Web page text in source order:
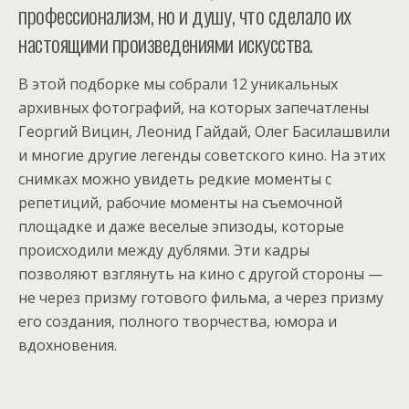
профессионализм, но и душу, что сделало их
настоящими произведениями искусства.
В этой подборке мы собрали 12 уникальных
архивных фотографий, на которых запечатлены
Георгий Вицин, Леонид Гайдай, Олег Басилашвили
и многие другие легенды советского кино. На этих
снимках можно увидеть редкие моменты с
репетиций, рабочие моменты на съемочной
площадке и даже веселые эпизоды, которые
происходили между дублями. Эти кадры
позволяют взглянуть на кино с другой стороны —
не через призму готового фильма, а через призму
его создания, полного творчества, юмора и
вдохновения.